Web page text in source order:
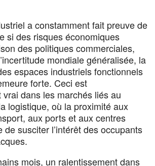
a constamment fait preuve de
si des risques économiques
des politiques commerciales,
mondiale généralisée, la
espaces industriels fonctionnels
forte. Ceci est
dans les marchés liés au
logistique, où la proximité aux
aux ports et aux centres
de susciter l’intérêt des occupants
mois, un ralentissement dans